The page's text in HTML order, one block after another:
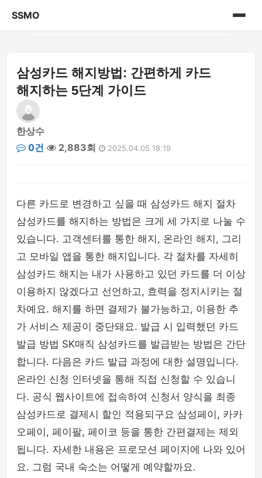
SSMO
게시판
삼성카드 해지방법: 간편하게 카드
해지하는 5단계 가이드
한상수
0건
2,883회 2025.04.05 18:19
다른 카드로 변경하고 싶을 때 삼성카드 해지 절차
삼성카드를 해지하는 방법은 크게 세 가지로 나눌 수
있습니다. 고객센터를 통한 해지, 온라인 해지, 그리
고 모바일 앱을 통한 해지입니다. 각 절차를 자세히
삼성카드 해지는 내가 사용하고 있던 카드를 더 이상
이용하지 않겠다고 선언하고, 효력을 정지시키는 절
차예요. 해지를 하면 결제가 불가능하고, 이용한 추
가 서비스 제공이 중단돼요. 발급 시 입력했던 카드
발급 방법 SK매직 삼성카드를 발급받는 방법은 간단
합니다. 다음은 카드 발급 과정에 대한 설명입니다.
온라인 신청 인터넷을 통해 직접 신청할 수 있습니
다. 공식 웹사이트에 접속하여 신청서 양식을 최종
삼성카드로 결제시 할인 적용되구요 삼성페이, 카카
오페이, 페이팔, 페이코 등을 통한 간편결제는 제외
됩니다. 자세한 내용은 프로모션 페이지에 나와 있어
요. 그럼 국내 숙소는 어떻게 예약할까요.